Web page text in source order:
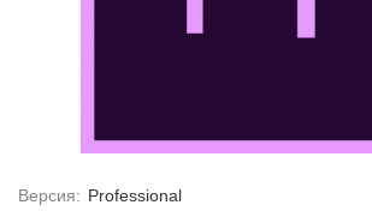
Версия: Professional